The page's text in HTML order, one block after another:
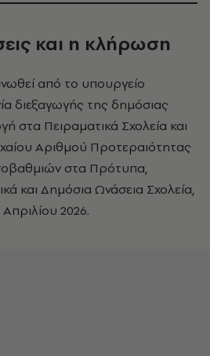
και η κλήρωση
από το υπουργείο
διεξαγωγής της δημόσιας
στα Πειραματικά Σχολεία και
Αριθμού Προτεραιότητας
στα Πρότυπα,
και Δημόσια Ωνάσεια Σχολεία,
2026.